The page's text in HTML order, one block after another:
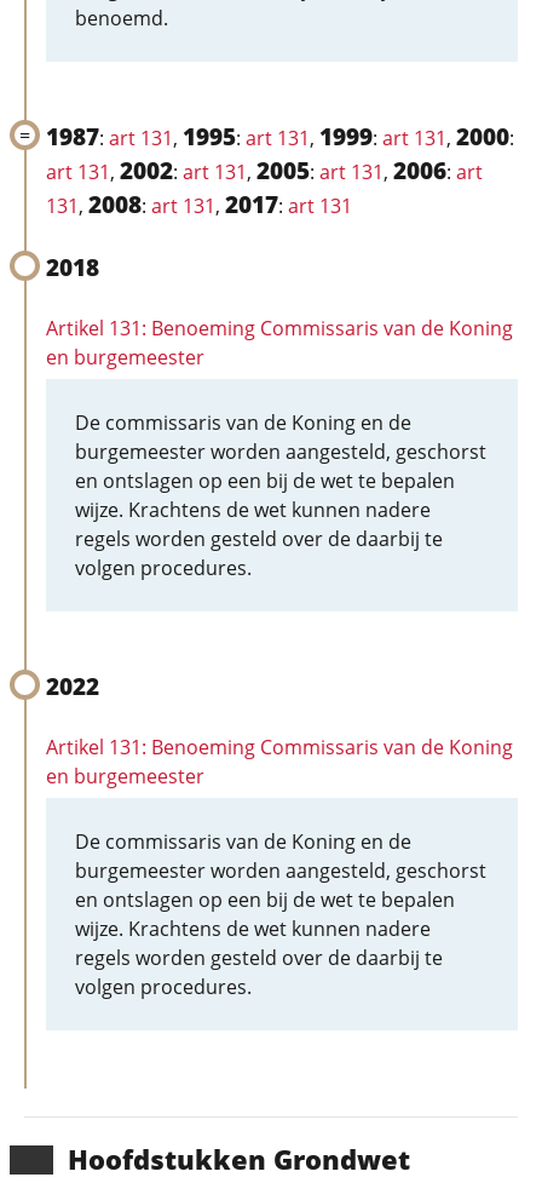
Hoofd­stukken Grondwet
benoemd.
1987: art 131, 1995: art 131, 1999: art 131, 2000:
art 131, 2002: art 131, 2005: art 131, 2006: art
131, 2008: art 131, 2017: art 131
2018
Artikel 131: Benoeming Commissaris van de Koning
en burgemeester
De commissaris van de Koning en de
burgemeester worden aangesteld, geschorst
en ontslagen op een bij de wet te bepalen
wijze. Krachtens de wet kunnen nadere
regels worden gesteld over de daarbij te
volgen procedures.
2022
Artikel 131: Benoeming Commissaris van de Koning
en burgemeester
De commissaris van de Koning en de
burgemeester worden aangesteld, geschorst
en ontslagen op een bij de wet te bepalen
wijze. Krachtens de wet kunnen nadere
regels worden gesteld over de daarbij te
volgen procedures.